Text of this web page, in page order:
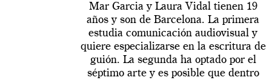
Mar Garcia y Laura Vidal tienen 19
años y son de Barcelona. La primera
estudia comunicación audiovisual y
quiere especializarse en la escritura de
guión. La segunda ha optado por el
séptimo arte y es posible que dentro